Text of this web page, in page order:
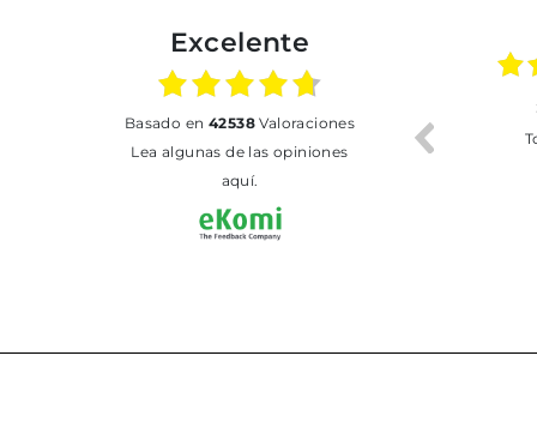
Excelente
basado en 42538Valoraciones
Lea algunas de las opiniones
aquí.